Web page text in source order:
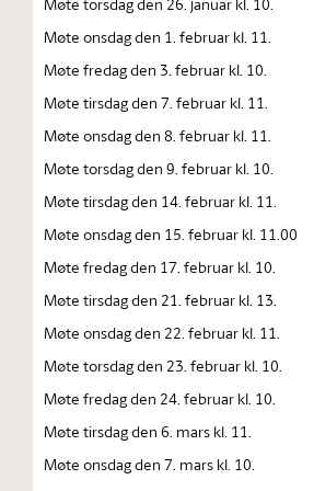
Møte onsdag den 1. februar kl. 11.
Møte fredag den 3. februar kl. 10.
Møte tirsdag den 7. februar kl. 11.
Møte onsdag den 8. februar kl. 11.
Møte torsdag den 9. februar kl. 10.
Møte tirsdag den 14. februar kl. 11.
Møte onsdag den 15. februar kl. 11.00
Møte fredag den 17. februar kl. 10.
Møte tirsdag den 21. februar kl. 13.
Møte onsdag den 22. februar kl. 11.
Møte torsdag den 23. februar kl. 10.
Møte fredag den 24. februar kl. 10.
Møte tirsdag den 6. mars kl. 11.
Møte onsdag den 7. mars kl. 10.